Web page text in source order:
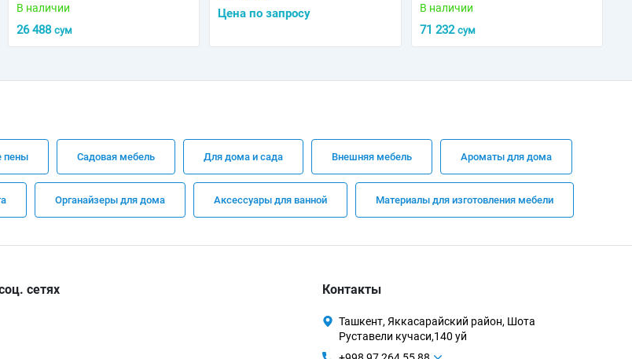
В наличии
26 488 сум
Цена по запросу В наличии
71 232 сум
пены Садовая мебель Для дома и сада Внешняя мебель Ароматы для дома
Органайзеры для дома Аксессуары для ванной Материалы для изготовления мебели
сетях Контакты
Ташкент, Яккасарайский район, Шота
Руставели кучаси,140 уй